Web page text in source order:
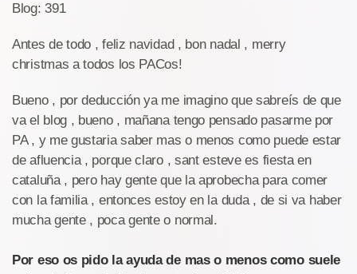
Blog: 391
Antes de todo , feliz navidad , bon nadal , merry
christmas a todos los PACos!
Bueno , por deducción ya me imagino que sabreís de que
va el blog , bueno , mañana tengo pensado pasarme por
PA , y me gustaria saber mas o menos como puede estar
de afluencia , porque claro , sant esteve es fiesta en
cataluña , pero hay gente que la aprobecha para comer
con la familia , entonces estoy en la duda , de si va haber
mucha gente , poca gente o normal.
Por eso os pido la ayuda de mas o menos como suele